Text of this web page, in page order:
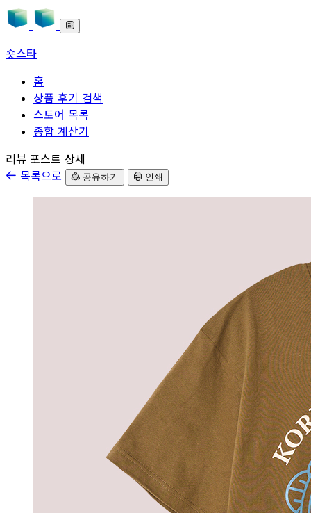
숏스타
홈
상품 후기 검색
스토어 목록
종합 계산기
본문으로 바로가기
리뷰 포스트 상세
목록으로
공유하기 인쇄